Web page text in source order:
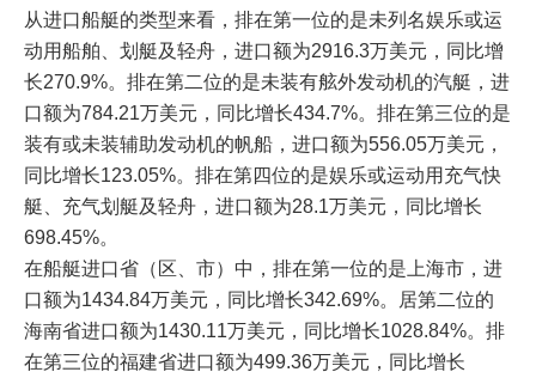
从进口船艇的类型来看，排在第一位的是未列名娱乐或运
动用船舶、划艇及轻舟，进口额为2916.3万美元，同比增
长270.9%。排在第二位的是未装有舷外发动机的汽艇，进
口额为784.21万美元，同比增长434.7%。排在第三位的是
装有或未装辅助发动机的帆船，进口额为556.05万美元，
同比增长123.05%。排在第四位的是娱乐或运动用充气快
艇、充气划艇及轻舟，进口额为28.1万美元，同比增长
698.45%。
在船艇进口省（区、市）中，排在第一位的是上海市，进
口额为1434.84万美元，同比增长342.69%。居第二位的
海南省进口额为1430.11万美元，同比增长1028.84%。排
在第三位的福建省进口额为499.36万美元，同比增长